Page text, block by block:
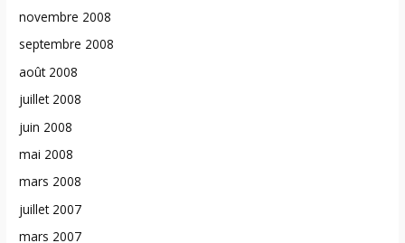
novembre 2008
septembre 2008
août 2008
juillet 2008
juin 2008
mai 2008
mars 2008
juillet 2007
mars 2007